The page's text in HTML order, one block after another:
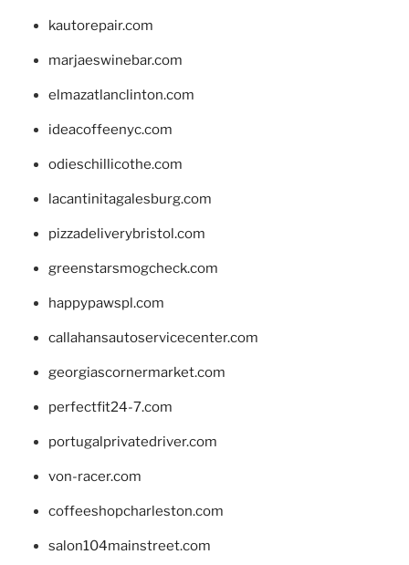
kautorepair.com
marjaeswinebar.com
elmazatlanclinton.com
ideacoffeenyc.com
odieschillicothe.com
lacantinitagalesburg.com
pizzadeliverybristol.com
greenstarsmogcheck.com
happypawspl.com
callahansautoservicecenter.com
georgiascornermarket.com
perfectfit24-7.com
portugalprivatedriver.com
von-racer.com
coffeeshopcharleston.com
salon104mainstreet.com